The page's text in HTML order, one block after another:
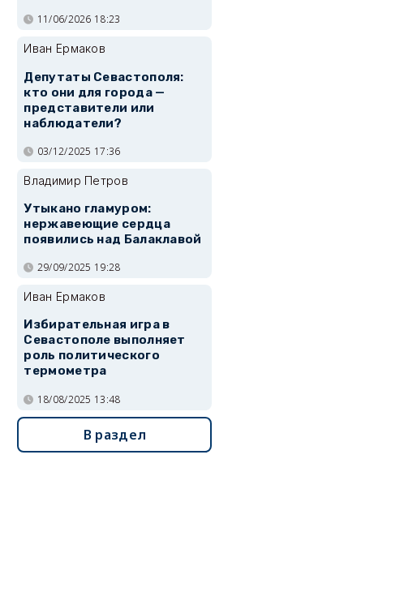
11/06/2026 18:23
Иван Ермаков
Депутаты Севастополя:
кто они для города —
представители или
наблюдатели?
03/12/2025 17:36
Владимир Петров
Утыкано гламуром:
нержавеющие сердца
появились над Балаклавой
29/09/2025 19:28
Иван Ермаков
Избирательная игра в
Севастополе выполняет
роль политического
термометра
18/08/2025 13:48
В раздел